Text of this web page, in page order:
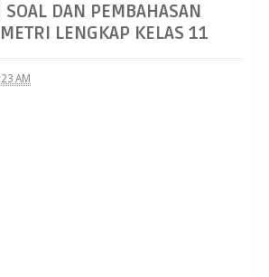
SOAL DAN PEMBAHASAN
LENGKAP KELAS 11
AM